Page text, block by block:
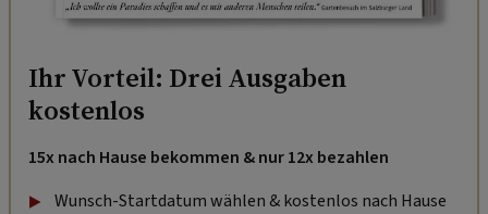
Ihr Vorteil: Drei Ausgaben
kostenlos
15x nach Hause bekommen & nur 12x bezahlen
Wunsch-Startdatum wählen & kostenlos nach Hause